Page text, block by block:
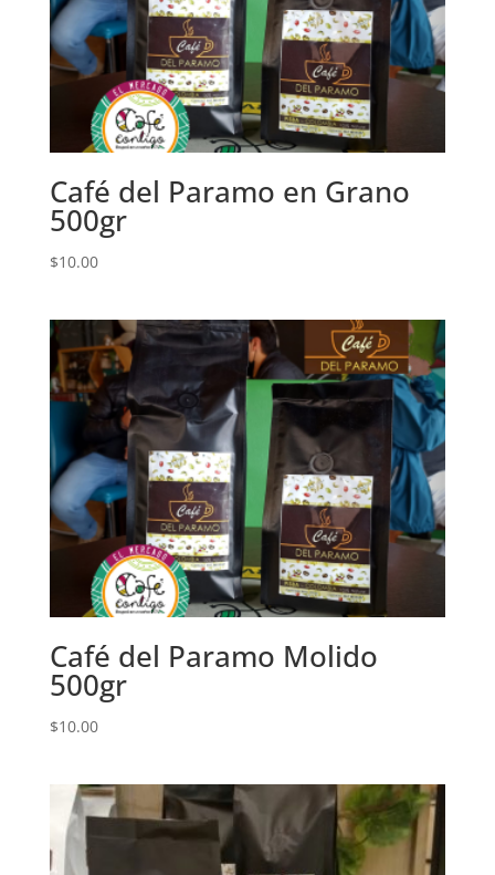
Café del Paramo en Grano
500gr
$10.00
Café del Paramo Molido
500gr
$10.00